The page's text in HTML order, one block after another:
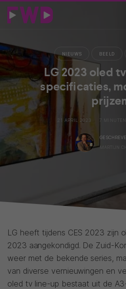
NIEUWS BEELD
LG 2023 oled
specificaties,
21 APRIL 2023 7 MINUTEN
MARTIJN
LG heeft tijdens CES 2023 zijn
2023 aangekondigd. De Zuid-
weer met de bekende series,
van diverse vernieuwingen en
oled tv line-up bestaat uit de